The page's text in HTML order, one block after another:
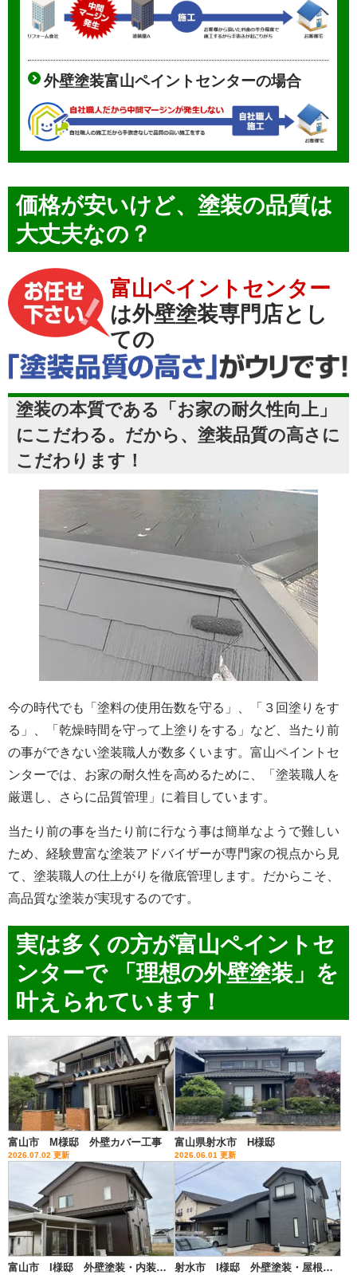
外壁塗装富山ペイントセンターの場合
価格が安いけど、 塗装の品質は
大丈夫なの？
富山ペイントセンター
は外壁塗装専門店とし
ての
塗装の本質である「お家の耐久性向上」
にこだわる。だから、塗装品質の高さに
こだわります！
今の時代でも「塗料の使用缶数を守る」、「３回塗りをす
る」、「乾燥時間を守って上塗りをする」など、当たり前
の事ができない塗装職人が数多くいます。富山ペイントセ
ンターでは、お家の耐久性を高めるために、「塗装職人を
厳選し、さらに品質管理」に着目しています。
当たり前の事を当たり前に行なう事は簡単なようで難しい
ため、経験豊富な塗装アドバイザーが専門家の視点から見
て、塗装職人の仕上がりを徹底管理します。だからこそ、
高品質な塗装が実現するのです。
実は多くの方が富山ペイントセ
ンターで
「理想の外壁塗装」 を
叶えられています！
富山市 M様邸 外壁カバー工事
2026.07.02 更新
富山県射水市 H様邸
2026.06.01 更新
富山市 I様邸 外壁塗装・内装リフォーム 射水市 I様邸 外壁塗装・屋根カバー